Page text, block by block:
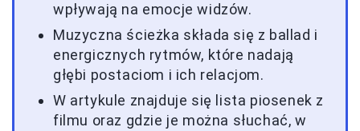
wpływają na emocje widzów.
Muzyczna ścieżka składa się z ballad i
energicznych rytmów, które nadają
głębi postaciom i ich relacjom.
W artykule znajduje się lista piosenek z
filmu oraz gdzie je można słuchać, w